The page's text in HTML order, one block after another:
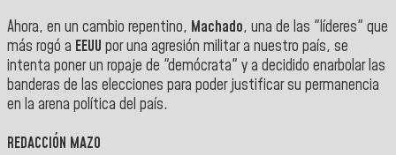
Ahora, en un cambio repentino, Machado, una de las "líderes" que
más rogó a EEUU por una agresión militar a nuestro país, se
intenta poner un ropaje de "demócrata" y a decidido enarbolar las
banderas de las elecciones para poder justificar su permanencia
en la arena política del país.
REDACCIÓN MAZO